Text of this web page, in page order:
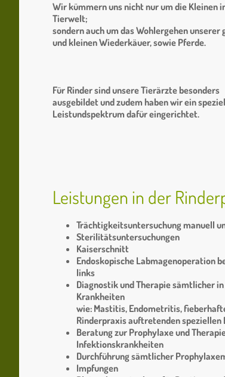
Wir kümmern uns nicht nur um die Kleinen
Tierwelt;
sondern auch um das Wohlergehen unserer
und kleinen Wiederkäuer, sowie Pferde.
Für Rinder sind unsere Tierärzte besonders
ausgebildet und zudem haben wir ein
Leistundspektrum dafür eingerichtet.
Leistungen in der
Trächtigkeitsuntersuchung manuell
Sterilitätsuntersuchungen
Kaiserschnitt
Endoskopische Labmagenoperation
links
Diagnostik und Therapie sämtlicher
Krankheiten
wie: Mastitis, Endometritis,
Rinderpraxis auftretenden speziellen
Beratung zur Prophylaxe und
Infektionskrankheiten
Durchführung sämtlicher
Impfungen